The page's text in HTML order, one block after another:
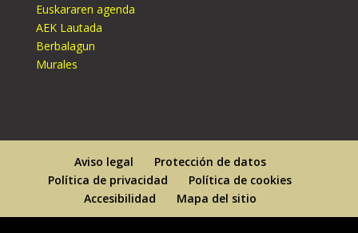
Euskararen agenda
AEK Lautada
Berbalagun
Murales
Aviso legal
Protección de datos
Política de privacidad
Política de cookies
Accesibilidad
Mapa del sitio